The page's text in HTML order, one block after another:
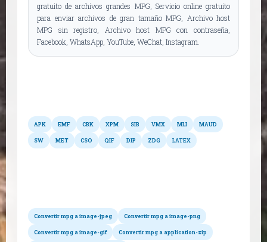
gratuito de archivos grandes MPG, Servicio online gratuito
para enviar archivos de gran tamaño MPG, Archivo host
MPG sin registro, Archivo host MPG con contraseña,
Facebook, WhatsApp, YouTube, WeChat, Instagram.
APK EMF CBK XPM SIB VMX MLI MAUD
SW MET CSO QIF DIP ZDG LATEX
Convertir mpg a image-jpeg Convertir mpg a image-png
Convertir mpg a image-gif Convertir mpg a application-zip